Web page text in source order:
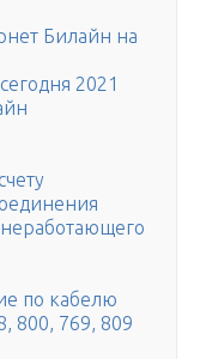
Билайн на
2021
по кабелю
800, 769, 809